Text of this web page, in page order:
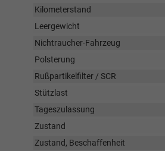
Kilometerstand
Leergewicht
Nichtraucher-Fahrzeug
Polsterung
Rußpartikelfilter / SCR
Stützlast
Tageszulassung
Zustand
Zustand, Beschaffenheit